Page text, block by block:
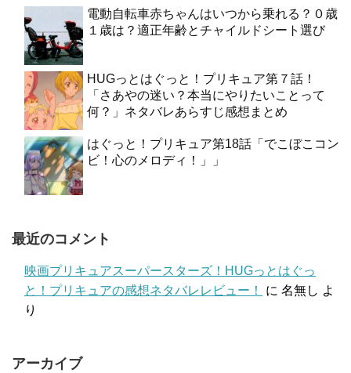
電動自転車赤ちゃんはいつから乗れる？０歳
１歳は？適正年齢とチャイルドシート選び
HUGっとはぐっと！プリキュア第７話！
「さあやの迷い？本当にやりたいことって
何？」ネタバレあらすじ感想まとめ
はぐっと！プリキュア第18話「でこぼこコン
ビ！心のメロディ！」」
最近のコメント
映画プリキュアスーパースターズ！HUGっとはぐっ
と！プリキュアの感想ネタバレレビュー！
に 名無し よ
り
アーカイブ